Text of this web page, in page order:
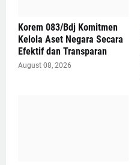
Korem 083/Bdj Komitmen
Kelola Aset Negara Secara
Efektif dan Transparan
August 08, 2026